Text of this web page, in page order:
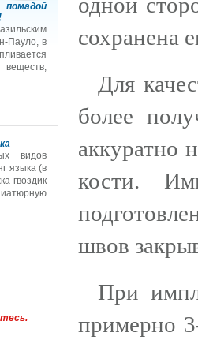
Пауло, в
видов
языка (в
гвоздик
сохранена
Для
более
аккуратно
кости.
швов
При
примерно